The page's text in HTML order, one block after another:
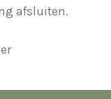
afsluiten.